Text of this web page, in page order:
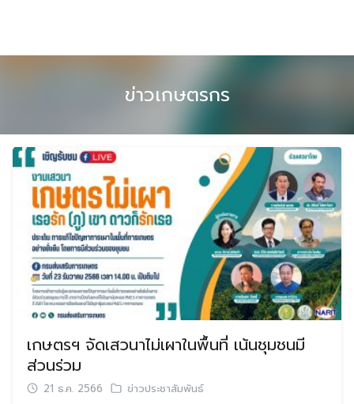
ข่าวเกษตรกร
เกษตรฯ จัดเสวนาไม่เผาในพื้นที่ เน้นชุมชนมี
ส่วนร่วม
21 ธ.ค. 2566 ข่าวประชาสัมพันธ์